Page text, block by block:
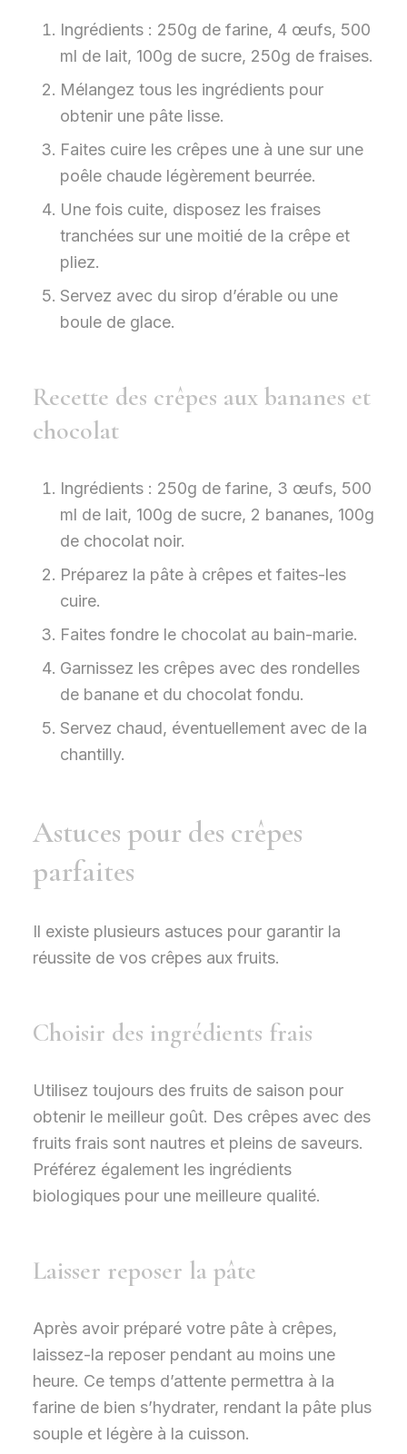
Ingrédients : 250g de farine, 4 œufs, 500
ml de lait, 100g de sucre, 250g de fraises.
Mélangez tous les ingrédients pour
obtenir une pâte lisse.
Faites cuire les crêpes une à une sur une
poêle chaude légèrement beurrée.
Une fois cuite, disposez les fraises
tranchées sur une moitié de la crêpe et
pliez.
Servez avec du sirop d’érable ou une
boule de glace.
Recette des crêpes aux bananes et
chocolat
Ingrédients : 250g de farine, 3 œufs, 500
ml de lait, 100g de sucre, 2 bananes, 100g
de chocolat noir.
Préparez la pâte à crêpes et faites-les
cuire.
Faites fondre le chocolat au bain-marie.
Garnissez les crêpes avec des rondelles
de banane et du chocolat fondu.
Servez chaud, éventuellement avec de la
chantilly.
Astuces pour des crêpes
parfaites
Il existe plusieurs astuces pour garantir la
réussite de vos crêpes aux fruits.
Choisir des ingrédients frais
Utilisez toujours des fruits de saison pour
obtenir le meilleur goût. Des crêpes avec des
fruits frais sont nautres et pleins de saveurs.
Préférez également les ingrédients
biologiques pour une meilleure qualité.
Laisser reposer la pâte
Après avoir préparé votre pâte à crêpes,
laissez-la reposer pendant au moins une
heure. Ce temps d’attente permettra à la
farine de bien s’hydrater, rendant la pâte plus
souple et légère à la cuisson.